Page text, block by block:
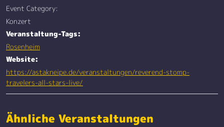
Event Category:
Konzert
Veranstaltung-Tags:
Rosenheim
Website:
https://astakneipe.de/veranstaltungen/reverend-stomp-
travelers-all-stars-live/
Ähnliche Veranstaltungen